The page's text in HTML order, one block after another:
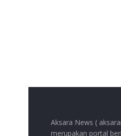
Aksara News (
merupakan portal